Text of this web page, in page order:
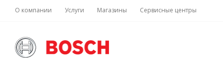
О компании Услуги Магазины Сервисные центры